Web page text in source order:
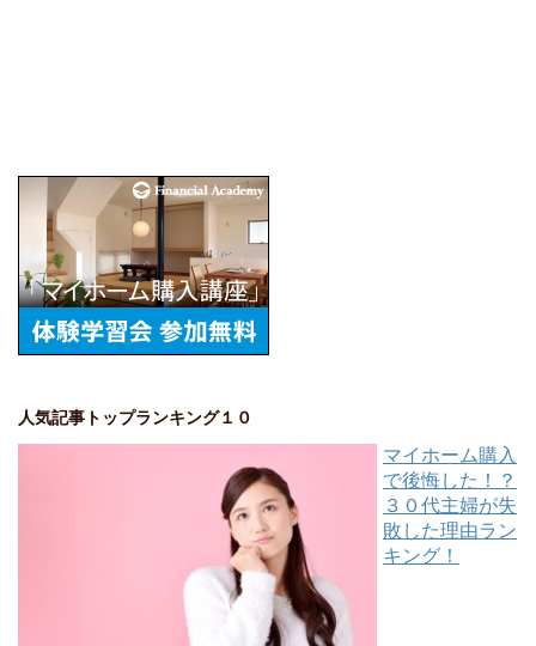
人気記事トップランキング１０
マイホーム購入
で後悔した！？
３０代主婦が失
敗した理由ラン
キング！